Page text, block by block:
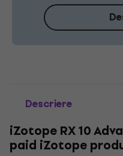
Descriere
iZotope RX 10
paid iZotope